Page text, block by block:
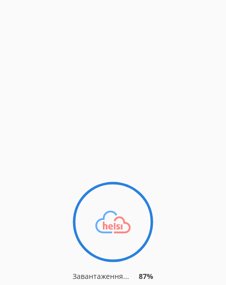
Завантаження... 87%